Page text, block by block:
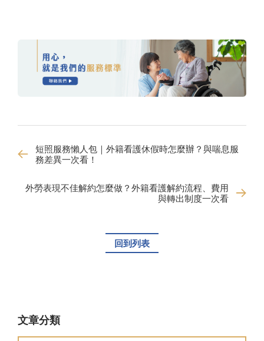
短照服務懶人包｜外籍看護休假時怎麼辦？與喘息服
務差異一次看！
外勞表現不佳解約怎麼做？外籍看護解約流程、費用
與轉出制度一次看
回到列表
文章分類